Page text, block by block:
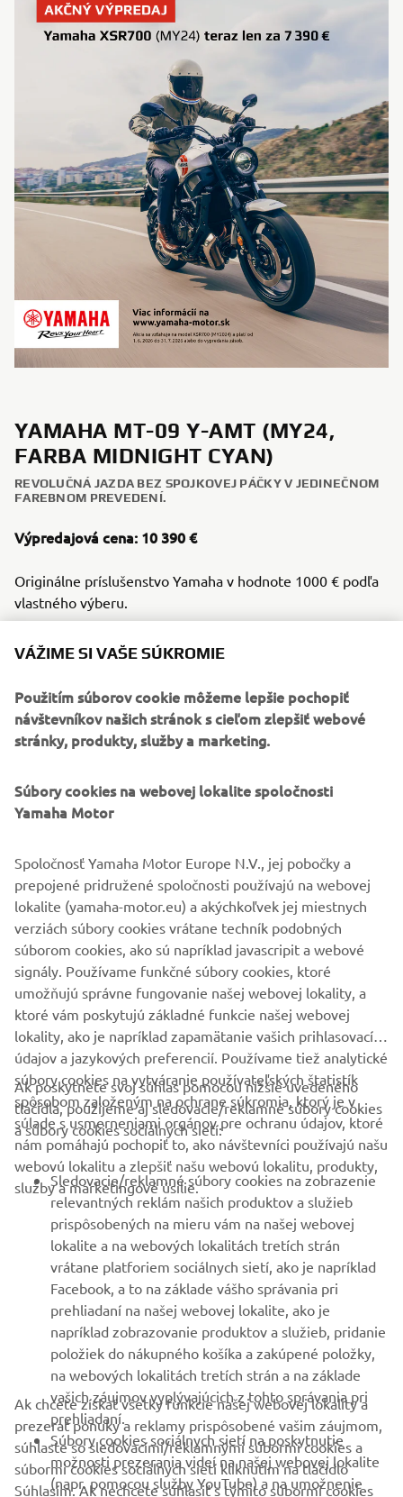
YAMAHA MT-09 Y-AMT (MY24,
FARBA MIDNIGHT CYAN)
REVOLUČNÁ JAZDA BEZ SPOJKOVEJ PÁČKY V JEDINEČNOM
FAREBNOM PREVEDENÍ.
Výpredajová cena: 10 390 €
Originálne príslušenstvo Yamaha v hodnote 1000 € podľa
vlastného výberu.
MT-09 Y-AMT 2024
NÁJSŤ NAJBLIŽŠIEHO PREDAJCU
FIREMNÉ STRÁNKY
B2B
VIAC YAMAHA
PODPORA
BULLETIN
Získajte medzi prvými informácie o najnovších ponukách,
špeciálnych akciách, nových verziách a mnoho ďalšieho
PRIHLÁSIŤ SA NA ODBER
VÁŽIME SI VAŠE SÚKROMIE
Použitím súborov cookie môžeme lepšie pochopiť
návštevníkov našich stránok s cieľom zlepšiť webové
stránky, produkty, služby a marketing.
Súbory cookies na webovej lokalite spoločnosti
Yamaha Motor
Spoločnosť Yamaha Motor Europe N.V., jej pobočky a
prepojené pridružené spoločnosti používajú na webovej
lokalite (yamaha-motor.eu) a akýchkoľvek jej miestnych
verziách súbory cookies vrátane techník podobných
súborom cookies, ako sú napríklad javascripit a webové
signály. Používame funkčné súbory cookies, ktoré
umožňujú správne fungovanie našej webovej lokality, a
ktoré vám poskytujú základné funkcie našej webovej
lokality, ako je napríklad zapamätanie vašich prihlasovacích
údajov a jazykových preferencií. Používame tiež analytické
súbory cookies na vytváranie používateľských štatistík
spôsobom založeným na ochrane súkromia, ktorý je v
súlade s usmerneniami orgánov pre ochranu údajov, ktoré
nám pomáhajú pochopiť to, ako návštevníci používajú našu
webovú lokalitu a zlepšiť našu webovú lokalitu, produkty,
služby a marketingové úsilie.
Ak poskytnete svoj súhlas pomocou nižšie uvedeného
tlačidla, použijeme aj sledovacie/reklamné súbory cookies
a súbory cookies sociálnych sietí:
Sledovacie/reklamné súbory cookies na zobrazenie
relevantných reklám našich produktov a služieb
prispôsobených na mieru vám na našej webovej
lokalite a na webových lokalitách tretích strán
vrátane platforiem sociálnych sietí, ako je napríklad
Facebook, a to na základe vášho správania pri
prehliadaní na našej webovej lokalite, ako je
napríklad zobrazovanie produktov a služieb, pridanie
položiek do nákupného košíka a zakúpené položky,
na webových lokalitách tretích strán a na základe
vašich záujmov vyplývajúcich z tohto správania pri
prehliadaní.
Súbory cookies sociálnych sietí na poskytnutie
možnosti prezerania videí na našej webovej lokalite
(napr. pomocou služby YouTube) a na umožnenie
Ak chcete získať všetky funkcie našej webovej lokality a
prezerať ponuky a reklamy prispôsobené vašim záujmom,
súhlaste so sledovacími/reklamnými súbormi cookies a
súbormi cookies sociálnych sietí kliknutím na tlačidlo
Súhlasím. Ak nechcete súhlasiť s týmito súbormi cookies